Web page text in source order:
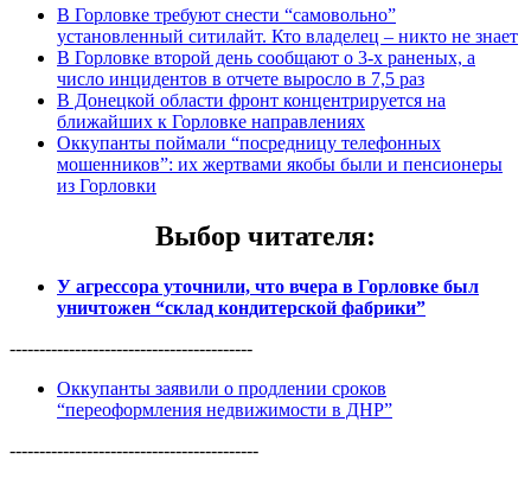
В Горловке требуют снести “самовольно”
установленный ситилайт. Кто владелец – никто не знает
В Горловке второй день сообщают о 3-х раненых, а
число инцидентов в отчете выросло в 7,5 раз
В Донецкой области фронт концентрируется на
ближайших к Горловке направлениях
Оккупанты поймали “посредницу телефонных
мошенников”: их жертвами якобы были и пенсионеры
из Горловки
Выбор читателя:
У агрессора уточнили, что вчера в Горловке был
уничтожен “склад кондитерской фабрики”
-----------------------------------------
Оккупанты заявили о продлении сроков
“переоформления недвижимости в ДНР”
------------------------------------------